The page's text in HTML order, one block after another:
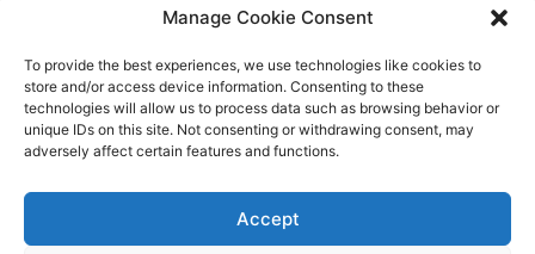
Manage Cookie Consent
To provide the best experiences, we use technologies like cookies to
store and/or access device information. Consenting to these
technologies will allow us to process data such as browsing behavior or
unique IDs on this site. Not consenting or withdrawing consent, may
adversely affect certain features and functions.
Accept
Singapore • Malaysia • Indonesia • Vietnam •
Thailand • Philippines • Taiwan • Hong Kong •
Bosnia • United Kingdom • China
Company Registration No./UEN: